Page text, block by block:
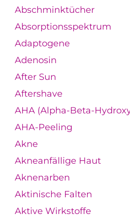
Abschminktücher
Absorptionsspektrum
Adaptogene
Adenosin
After Sun
Aftershave
AHA (Alpha-Beta-
AHA-Peeling
Akne
Akneanfällige Haut
Aknenarben
Aktinische Falten
Aktive Wirkstoffe